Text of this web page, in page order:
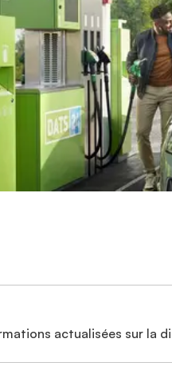
actualisées sur la